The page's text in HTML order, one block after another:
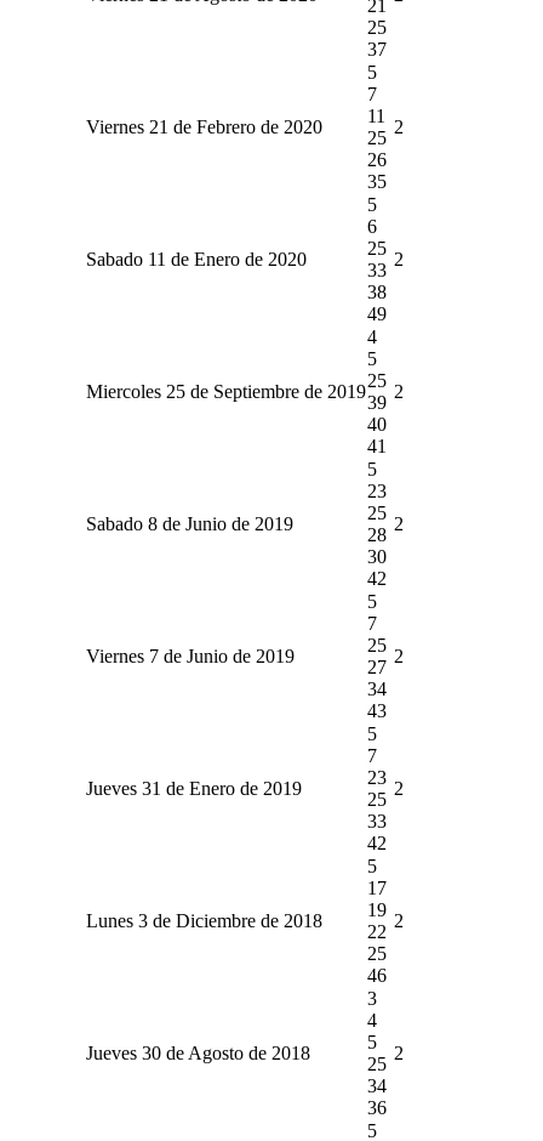
21
25
37
Viernes 21 de Febrero de 2020
5
7
11
25
26
35
2
Sabado 11 de Enero de 2020
5
6
25
33
38
49
2
Miercoles 25 de Septiembre de 2019
4
5
25
39
40
41
2
Sabado 8 de Junio de 2019
5
23
25
28
30
42
2
Viernes 7 de Junio de 2019
5
7
25
27
34
43
2
Jueves 31 de Enero de 2019
5
7
23
25
33
42
2
Lunes 3 de Diciembre de 2018
5
17
19
22
25
46
2
Jueves 30 de Agosto de 2018
3
4
5
25
34
36
2
5